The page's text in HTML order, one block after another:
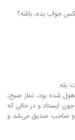
جواب بده، باشه؟
بله.
شده بود، نماز صبح،
ایستاد و در حالی که
و صاحب صدیق می‌شد و